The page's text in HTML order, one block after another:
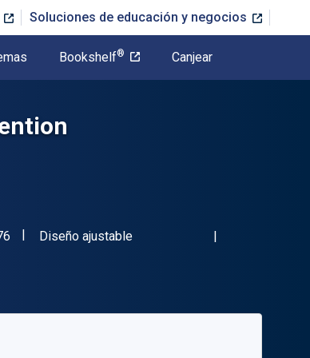
Soluciones de educación y negocios
Bookshelf® Canjear
"ISBN-13 9781416626176"
Formato
Diseño ajustable